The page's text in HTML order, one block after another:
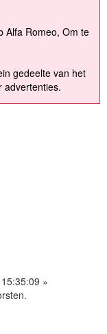
Alfa Romeo, Om te
gedeelte van het
advertenties.
»